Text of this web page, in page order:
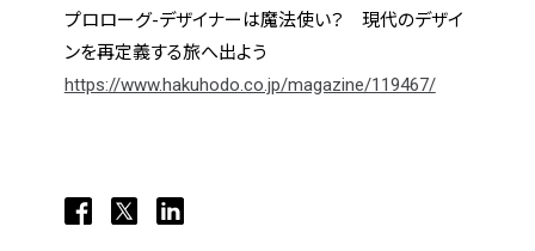
who we are
projects
プロローグ-デザイナーは魔法使い？　現代のデザイ
ンを再定義する旅へ出よう
https://www.hakuhodo.co.jp/magazine/119467/